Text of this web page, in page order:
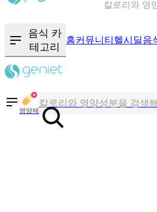
칼로리와 영
음식 카
테고리
홈커뮤니티 헬시딜음
영양제
칼로리와 영양성분을 검색
혈당 · 다이어트 음식 검색해